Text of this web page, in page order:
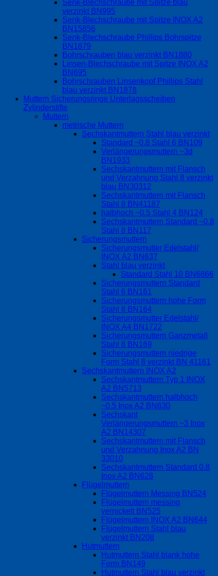
Senk-Blechschraube mit Spitze blau
verzinkt BN995
Senk-Blechschraube mit Spitze INOX A2
BN15856
Senk-Blechschraube Phillips Bohrspitze
BN1879
Bohrschrauben blau verzinkt BN1880
Linsen-Blechschraube mit Spitze INOX A2
BN695
Bohrschrauben Linsenkopf Phillips Stahl
blau verzinkt BN1878
Muttern Sicherungsringe Unterlagsscheiben
Zylinderstifte
Muttern
metrische Muttern
Sechskantmuttern Stahl blau verzinkt
Standard ~0.8 Stahl 6 BN109
Verlängerungsmuttern ~3d
BN1933
Sechskantmuttern mit Flansch
und Verzahnung Stahl 8 verzinkt
blau BN30312
Sechskantmuttern mit Flansch
Stahl 8 BN41187
halbhoch ~0.5 Stahl 4 BN124
Sechskantmuttern Standard ~0.8
Stahl 8 BN117
Sicherungsmuttern
Sicherungsmutter Edelstahl/
INOX A2 BN637
Stahl blau verzinkt
Standard Stahl 10 BN6866
Sicherungsmuttern Standard
Stahl 6 BN161
Sicherungsmuttern hohe Form
Stahl 8 BN164
Sicherungsmutter Edelstahl/
INOX A4 BN1722
Sicherungsmuttern Ganzmetall
Stahl 8 BN169
Sicherungsmuttern niedrige
Form Stahl 8 verzinkt BN 41161
Sechskantmuttern INOX A2
Sechskantmuttern Typ 1 INOX
A2 BN5713
Sechskantmuttern halbhoch
~0.5 Inox A2 BN630
Sechskant
Verlängerungsmuttern ~3 Inox
A2 BN14307
Sechskantmuttern mit Flansch
und Verzahnung Inox A2 BN
33010
Sechskantmuttern Standard 0.8
Inox A2 BN628
Flügelmuttern
Flügelmuttern Messing BN524
Flügelmuttern messing
vernickelt BN525
Flügelmuttern INOX A2 BN644
Flügelmuttern Stahl blau
verzinkt BN208
Hutmuttern
Hutmuttern Stahl blank hohe
Form BN149
Hutmuttern Stahl blau verzinkt